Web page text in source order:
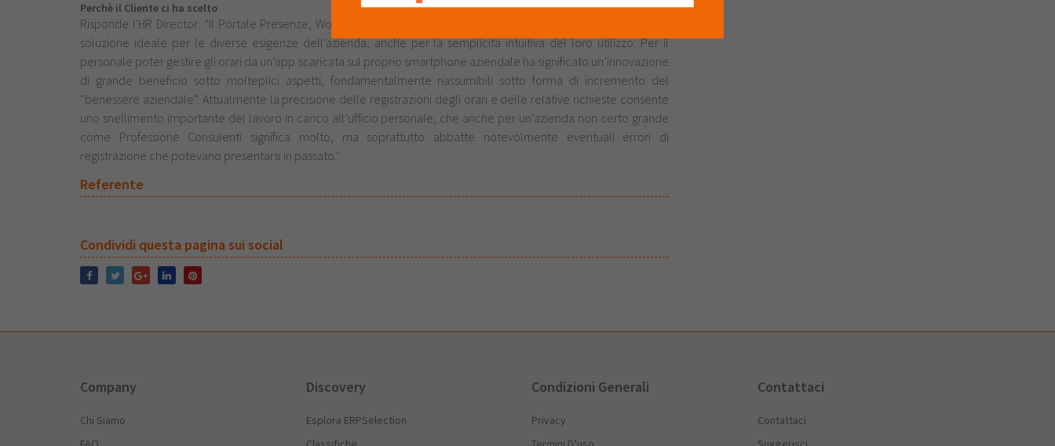
Perchè il Cliente ci ha scelto
Risponde l'HR Director: "Il Portale Presenze, Work Flow presenze e l’app ZConnect fin da subito sono risultati la
soluzione ideale per le diverse esigenze dell’azienda, anche per la semplicità intuitiva del loro utilizzo. Per il
personale poter gestire gli orari da un’app scaricata sul proprio smartphone aziendale ha significato un’innovazione
di grande beneficio sotto molteplici aspetti, fondamentalmente riassumibili sotto forma di incremento del
“benessere aziendale”. Attualmente la precisione delle registrazioni degli orari e delle relative richieste consente
uno snellimento importante del lavoro in carico all’ufficio personale, che anche per un’azienda non certo grande
come Professione Consulenti significa molto, ma soprattutto abbatte notevolmente eventuali errori di
registrazione che potevano presentarsi in passato."
Referente
Condividi questa pagina sui social
Company
Chi Siamo
Discovery
Esplora ERPSelection
Condizioni Generali
Privacy
Contattaci
Contattaci